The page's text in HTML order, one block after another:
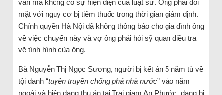
vấn mà không có sự hiện diện của luật sư. Ông phải đối
mặt với nguy cơ bị tiêm thuốc trong thời gian giám định.
Chính quyền Hà Nội đã không thông báo cho gia đình ông
về việc chuyển này và vợ ông phải hỏi sỹ quan điều tra
về tình hình của ông.
Bà Nguyễn Thị Ngọc Sương, người bị kết án 5 năm tù về
tội danh “tuyên truyền chống phá nhà nước” vào năm
ngoái và hiện đang thụ án tại Trại giam An Phước, đang bị